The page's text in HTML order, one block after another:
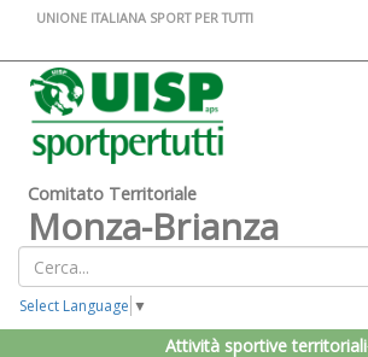
UNIONE ITALIANA SPORT PER TUTTI
Comitato Territoriale
Monza-Brianza
Select Language ▼
Attività sportive territoriali